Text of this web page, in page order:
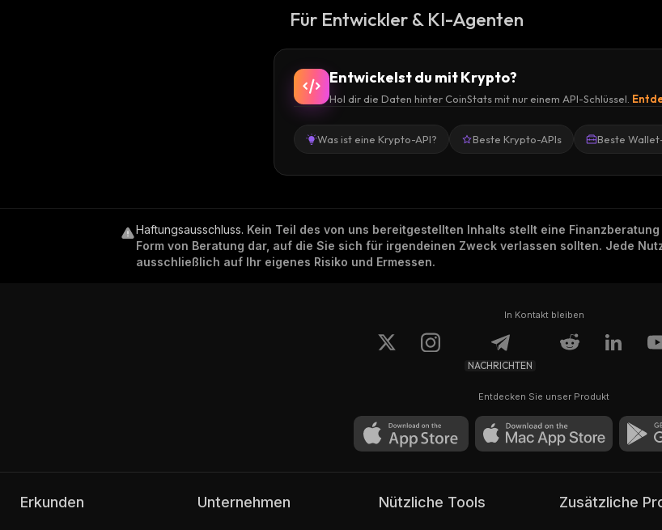
Für Entwickler & KI-Agenten
Entwickelst du mit Krypto?
Hol dir die Daten hinter CoinStats mit nur einem API-Schlüssel.
Was ist eine Krypto-API? Beste Krypto-APIs Beste
Haftungsausschluss. Kein Teil des von uns bereitgestellten Inhalts stellt eine
Form von Beratung dar, auf die Sie sich für irgendeinen Zweck verlassen sollten. Jede
ausschließlich auf Ihr eigenes Risiko und Ermessen.
In Kontakt bleiben
NACHRICHTEN
Entdecken Sie unser Produkt
Erkunden Unternehmen Nützliche Tools Zusätzliche